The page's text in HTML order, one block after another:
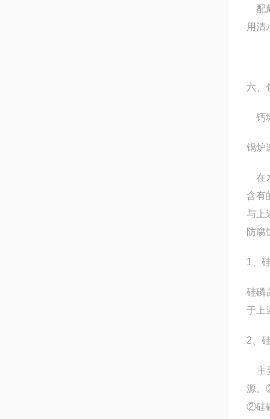
配
用清
六、
钙
锅炉
在
含有
与上
防腐
1、
硅磷
于上
2、
主
源。
②硅